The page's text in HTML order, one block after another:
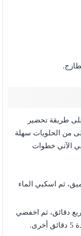
طريقة تحضير
من الحلويات سهلة
الآتي خطوات
ثم اسكبي الماء
دقائق، ثم اخفضي